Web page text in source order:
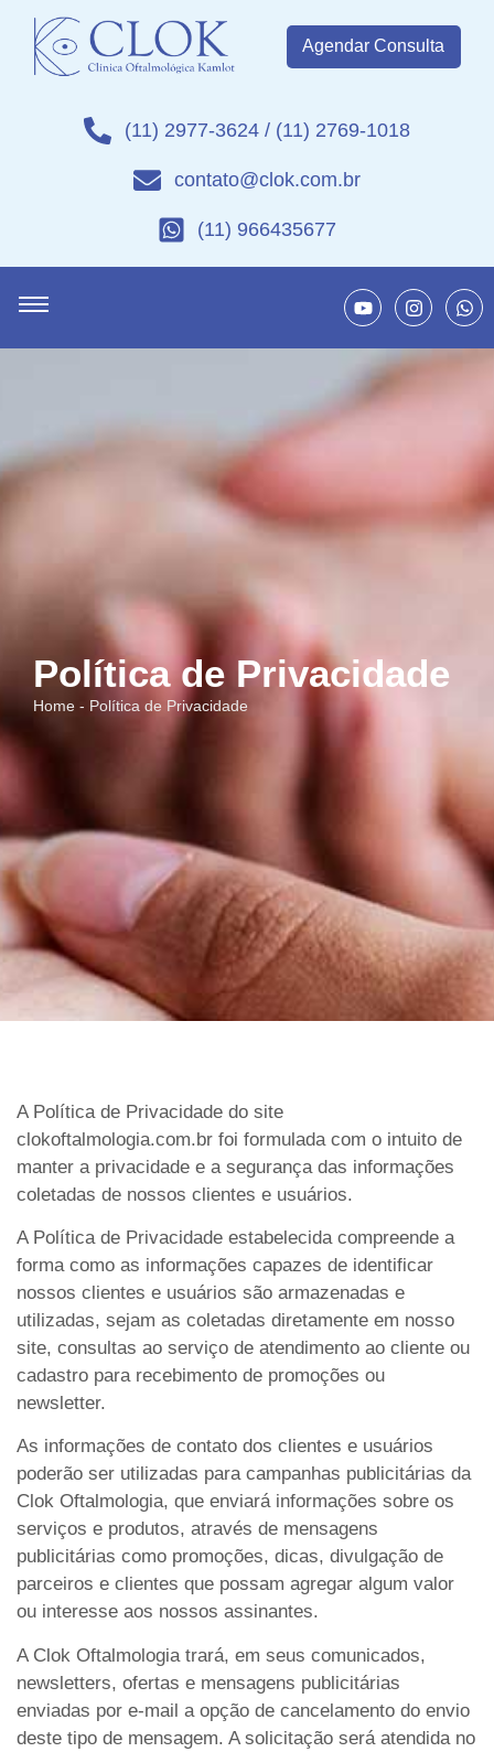
Agendar Consulta
(11) 2977-3624 / (11) 2769-1018
contato@clok.com.br
(11) 966435677
Política de Privacidade
Home - Política de Privacidade
A Política de Privacidade do site
clokoftalmologia.com.br foi formulada com o intuito de
manter a privacidade e a segurança das informações
coletadas de nossos clientes e usuários.
A Política de Privacidade estabelecida compreende a
forma como as informações capazes de identificar
nossos clientes e usuários são armazenadas e
utilizadas, sejam as coletadas diretamente em nosso
site, consultas ao serviço de atendimento ao cliente ou
cadastro para recebimento de promoções ou
newsletter.
As informações de contato dos clientes e usuários
poderão ser utilizadas para campanhas publicitárias da
Clok Oftalmologia, que enviará informações sobre os
serviços e produtos, através de mensagens
publicitárias como promoções, dicas, divulgação de
parceiros e clientes que possam agregar algum valor
ou interesse aos nossos assinantes.
A Clok Oftalmologia trará, em seus comunicados,
newsletters, ofertas e mensagens publicitárias
enviadas por e-mail a opção de cancelamento do envio
deste tipo de mensagem. A solicitação será atendida no